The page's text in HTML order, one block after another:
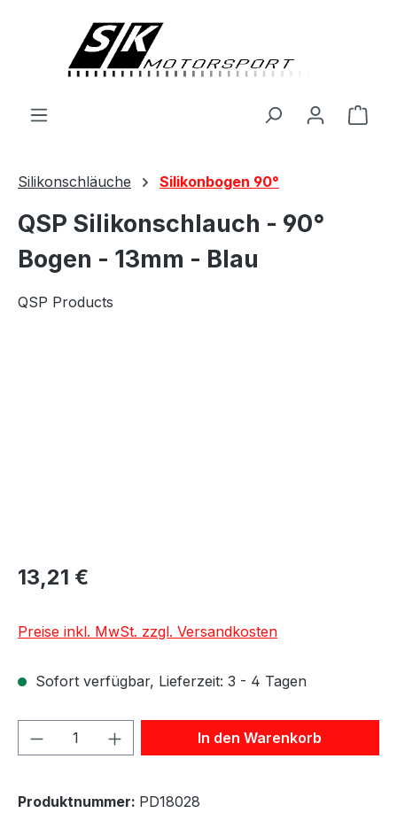
Silikonschläuche Silikonbogen 90°
QSP Silikonschlauch - 90°
Bogen - 13mm - Blau
QSP Products
13,21 €
Preise inkl. MwSt. zzgl. Versandkosten
Sofort verfügbar, Lieferzeit: 3 - 4 Tagen
Produkt Anzahl: Gib denIn den Warenkorb
Produktnummer: PD18028